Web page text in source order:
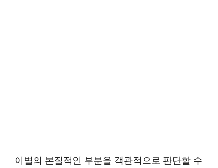
이별의 본질적인 부분을 객관적으로 판단할 수